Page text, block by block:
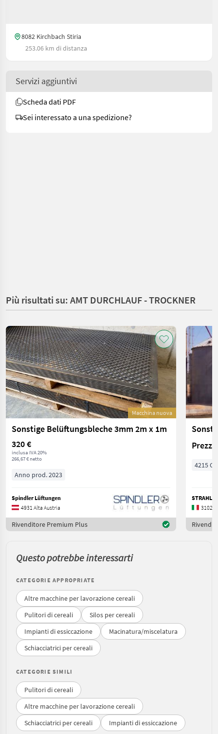
8082 Kirchbach Stiria
253.06 km di distanza
Servizi aggiuntivi
Scheda dati PDF
Sei interessato a una spedizione?
Più risultati su: AMT DURCHLAUF - TROCKNER
Macchina nuova
Sonstige Belüftungsbleche 3mm 2m x 1m
320 €
inclusa IVA 20%
266,67 € netto
Anno prod. 2023
Spindler Lüftungen
4931 Alta Austria
Rivenditore Premium Plus
4215
STRAHL
31020
Questo potrebbe interessarti
CATEGORIE APPROPRIATE
Altre macchine per lavorazione cereali
Pulitori di cereali
Silos per cereali
Impianti di essiccazione
Macinatura/miscelatura
Schiacciatrici per cereali
CATEGORIE SIMILI
Pulitori di cereali
Altre macchine per lavorazione cereali
Schiacciatrici per cereali
Impianti di essiccazione